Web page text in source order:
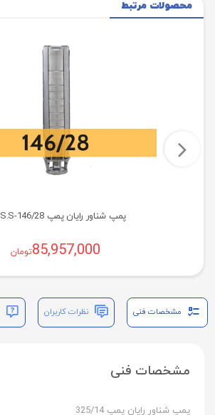
محصولات مرتبط
پمپ شناور رایان پمپ R.P S.S-146/28
85,957,000تومان
مشخصات فنی نظرات کاربران
مشخصات فنی
پمپ شناور رایان پمپ 325/14